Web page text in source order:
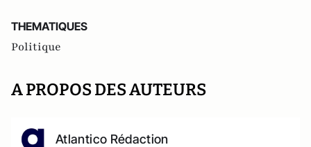
THEMATIQUES
Politique
A PROPOS DES AUTEURS
Atlantico Rédaction